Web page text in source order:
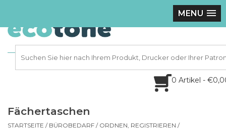
MENU
0 Artikel -
Fächertaschen
STARTSEITE / BÜROBEDARF / ORDNEN, REGISTRIEREN /